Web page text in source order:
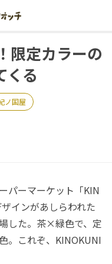
限定カラーの
くる
ノ国屋
パーマーケット「KIN
インがあしらわれた
した。茶×緑色で、定
。これぞ、KINOKUNI